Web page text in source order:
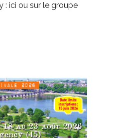
: ici ou sur le groupe